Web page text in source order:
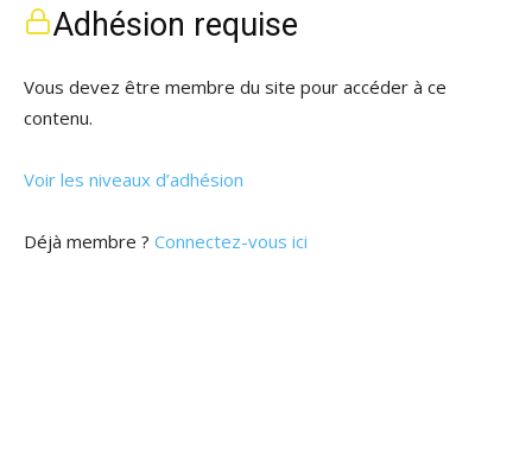
Adhésion requise
Vous devez être membre du site pour accéder à ce
contenu.
Voir les niveaux d’adhésion
Déjà membre ? Connectez-vous ici